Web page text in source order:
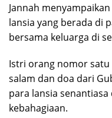
Jannah
lansia yang berada di
bersama keluarga di
Istri orang nomor satu
salam dan doa dari
para lansia
kebahagiaan.